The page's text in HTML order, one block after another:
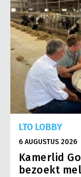
LTO LOBBY
6 AUGUSTUS 2026
Kamerlid
bezoekt